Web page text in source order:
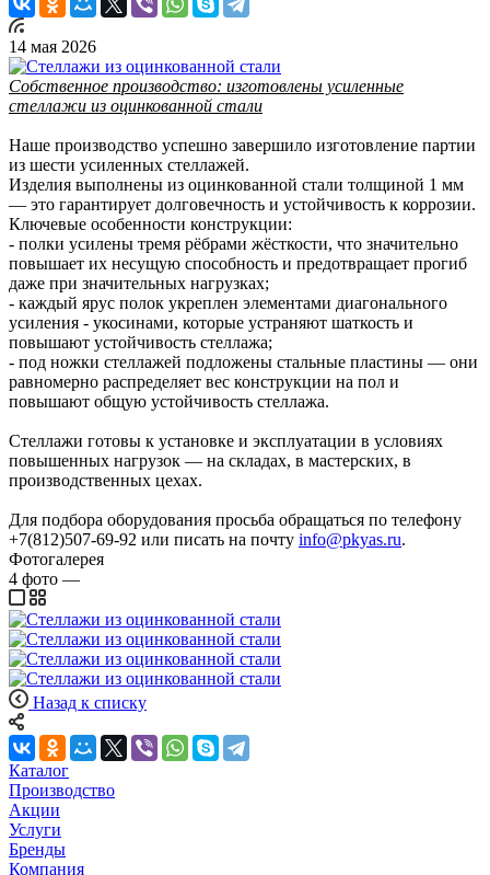
14 мая 2026
Собственное производство: изготовлены усиленные
стеллажи из оцинкованной стали
Наше производство успешно завершило изготовление партии
из шести усиленных стеллажей.
Изделия выполнены из оцинкованной стали толщиной 1 мм
— это гарантирует долговечность и устойчивость к коррозии.
Ключевые особенности конструкции:
- полки усилены тремя рёбрами жёсткости, что значительно
повышает их несущую способность и предотвращает прогиб
даже при значительных нагрузках;
- каждый ярус полок укреплен элементами диагонального
усиления - укосинами, которые устраняют шаткость и
повышают устойчивость стеллажа;
- под ножки стеллажей подложены стальные пластины — они
равномерно распределяет вес конструкции на пол и
повышают общую устойчивость стеллажа.
Стеллажи готовы к установке и эксплуатации в условиях
повышенных нагрузок — на складах, в мастерских, в
производственных цехах.
Для подбора оборудования просьба обращаться по телефону
+7(812)507-69-92 или писать на почту info@pkyas.ru.
Фотогалерея
4 фото —
Назад к списку
Каталог
Производство
Акции
Услуги
Бренды
Компания